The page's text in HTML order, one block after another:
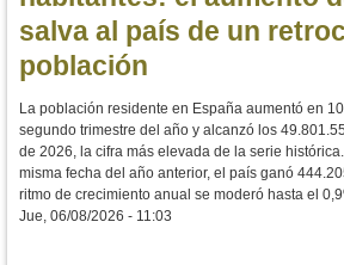
salva al país de un
población
La población residente en España aumentó en
segundo trimestre del año y alcanzó los
de 2026, la cifra más elevada de la serie
misma fecha del año anterior, el país ganó
ritmo de crecimiento anual se moderó hasta el
Jue, 06/08/2026 - 11:03